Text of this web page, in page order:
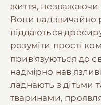
життя, незважаючи
Вони надзвичайно
піддаються
розуміти прості
прив'язуються до
надмірно
ладнають з дітьми
тваринами,